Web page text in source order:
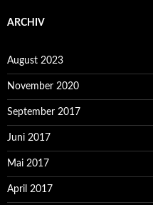
ARCHIV
August 2023
November 2020
September 2017
Juni 2017
Mai 2017
April 2017